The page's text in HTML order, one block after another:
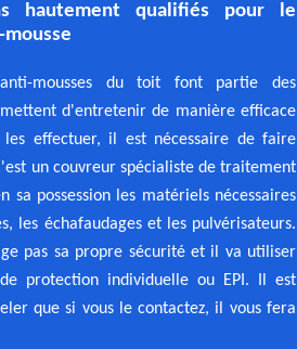
hautement qualifiés pour le
mousses du toit font partie des
d'entretenir de manière efficace
les effectuer, il est nécessaire de faire
un couvreur spécialiste de traitement
sa possession les matériels nécessaires
les échafaudages et les pulvérisateurs.
pas sa propre sécurité et il va utiliser
protection individuelle ou EPI. Il est
que si vous le contactez, il vous fera